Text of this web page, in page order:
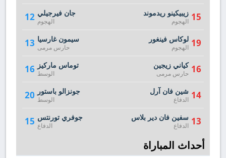
12 جان فيرجيلي
الهجوم
13 سيمون غارسيا
حارس مرمى
16 توماس ماركيز
الوسط
20 جونزالو باستور
الوسط
15 جوفري تورنتس
الدفاع
15 زيبيكينو ريدموند
الهجوم
19 لوكاس فينغور
الهجوم
16 كياني زيجين
حارس مرمى
14 شين فان آرل
الدفاع
13 سفين فان دير بلاس
الدفاع
أحداث المباراة